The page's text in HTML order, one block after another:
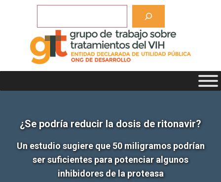
¿Se podría reducir la dosis de ritonavir?
Un estudio sugiere que 50 miligramos podrían
ser suficientes para potenciar algunos
inhibidores de la proteasa